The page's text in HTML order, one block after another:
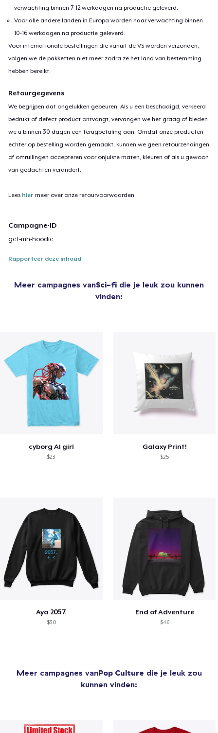
verwachting binnen 7-12 werkdagen na productie geleverd.
Voor alle andere landen in Europa worden naar verwachting binnen
10-16 werkdagen na productie geleverd.
Voor internationale bestellingen die vanuit de VS worden verzonden,
volgen we de pakketten niet meer zodra ze het land van bestemming
hebben bereikt.
Retourgegevens
We begrijpen dat ongelukken gebeuren. Als u een beschadigd, verkeerd
bedrukt of defect product ontvangt, vervangen we het graag of bieden
we u binnen 30 dagen een terugbetaling aan. Omdat onze producten
echter op bestelling worden gemaakt, kunnen we geen retourzendingen
of omruilingen accepteren voor onjuiste maten, kleuren of als u gewoon
van gedachten verandert.
Lees hier meer over onze retourvoorwaarden.
Campagne-ID
get-mh-hoodie
Rapporteer deze inhoud
Meer campagnes vanSci-fi die je leuk zou kunnen
vinden:
cyborg AI girl
$23
Galaxy Print!
$25
Aya 2057.
$30
End of Adventure
$46
Meer campagnes vanPop Culture die je leuk zou
kunnen vinden: